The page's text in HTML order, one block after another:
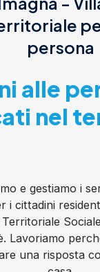
persona
alle
nel
e gestiamo i
i cittadini
Territoriale
Lavoriamo
una risposta